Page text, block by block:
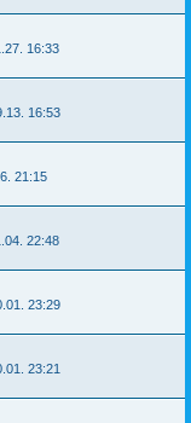
16:33
16:53
21:15
22:48
23:29
23:21